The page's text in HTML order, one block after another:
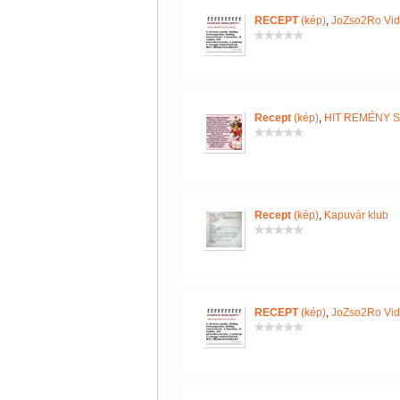
RECEPT(kép), JoZso2Ro
Recept(kép), HIT REMÉNY
Recept(kép), Kapuvár klub
RECEPT(kép), JoZso2Ro